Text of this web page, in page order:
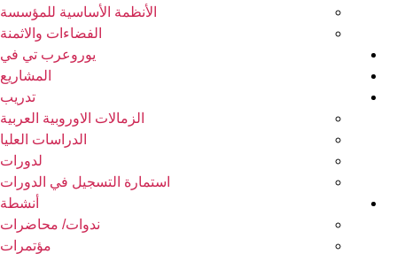
الأنظمة الأساسية للمؤسسة
الفضاءات والاثمنة
يوروعرب تي في
المشاريع
تدريب
الزمالات الاوروبية العربية
الدراسات العليا
لدورات
استمارة التسجيل في الدورات
أنشطة
ندوات/ محاضرات
مؤتمرات